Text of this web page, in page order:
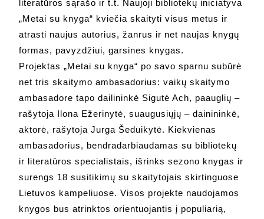
literatūros sąrašo ir t.t. Naujoji bibliotekų iniciatyva
„Metai su knyga“ kviečia skaityti visus metus ir
atrasti naujus autorius, žanrus ir net naujas knygų
formas, pavyzdžiui, garsines knygas.
Projektas „Metai su knyga“ po savo sparnu subūrė
net tris skaitymo ambasadorius: vaikų skaitymo
ambasadore tapo dailininkė Sigutė Ach, paauglių –
rašytoja Ilona Ežerinytė, suaugusiųjų – dainininkė,
aktorė, rašytoja Jurga Šeduikytė. Kiekvienas
ambasadorius, bendradarbiaudamas su bibliotekų
ir literatūros specialistais, išrinks sezono knygas ir
surengs 18 susitikimų su skaitytojais skirtinguose
Lietuvos kampeliuose. Visos projekte naudojamos
knygos bus atrinktos orientuojantis į populiarią,